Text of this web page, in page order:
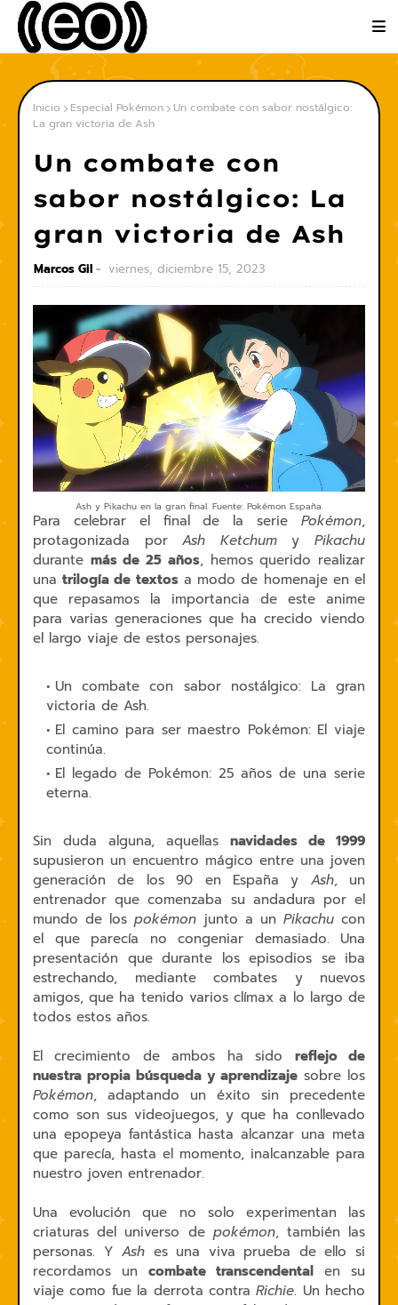
Inicio Especial Pokémon
Un combate con sabor nostálgico:
La gran victoria de Ash
Un combate con
sabor nostálgico: La
gran victoria de Ash
Marcos Gil viernes, diciembre 15, 2023
Ash y Pikachu en la gran final. Fuente: Pokémon España.
Para celebrar el final de la serie Pokémon,
protagonizada porAsh KetchumyPikachu
durante más de 25 años, hemos querido realizar
unatrilogía de textosa modo de homenaje en el
que repasamos la importancia de este anime
para varias generaciones que ha crecido viendo
el largo viaje de estos personajes.
Un combate con sabor nostálgico: La gran
victoria de Ash.
El camino para ser maestro Pokémon: El viaje
continúa.
El legado de Pokémon: 25 años de una serie
eterna.
Sin duda alguna, aquellas navidades de 1999
supusieron un encuentro mágico entre una joven
generación de los 90 en España y Ash, un
entrenador que comenzaba su andadura por el
mundo de lospokémon junto a un Pikachu con
el que parecía no congeniar demasiado. Una
presentación que durante los episodios se iba
estrechando, mediante combates y nuevos
amigos, que ha tenido varios clímax a lo largo de
todos estos años.
El crecimiento de ambos ha sido reflejo de
nuestra propia búsqueda y aprendizaje sobre los
Pokémon, adaptando un éxito sin precedente
como son sus videojuegos, y que ha conllevado
una epopeya fantástica hasta alcanzar una meta
que parecía, hasta el momento, inalcanzable para
nuestro joven entrenador.
Una evolución que no solo experimentan las
criaturas del universo de pokémon, también las
personas. YAsh es una viva prueba de ello si
recordamos un combate transcendental en su
viaje como fue la derrota contraRichie. Un hecho